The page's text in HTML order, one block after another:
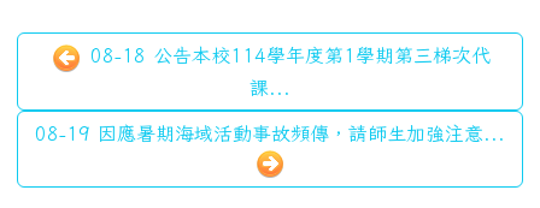
08-18 公告本校114學年度第1學期第三梯次代
課...
08-19 因應暑期海域活動事故頻傳，請師生加強注意...